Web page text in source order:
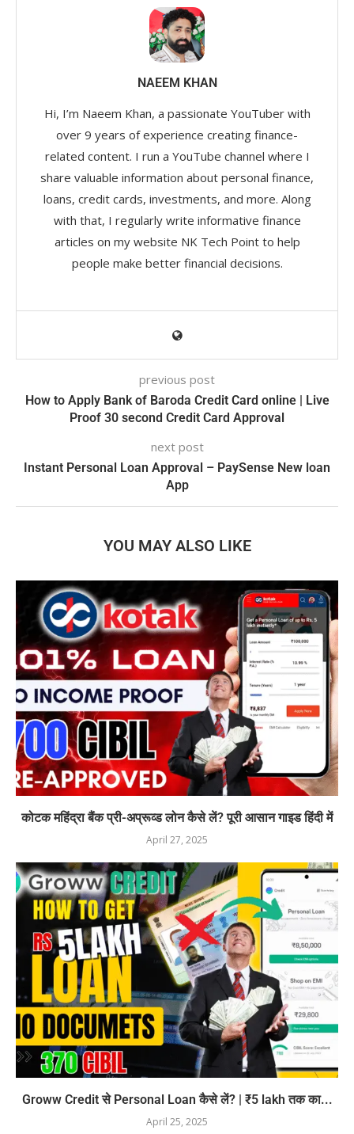
NAEEM KHAN
Hi, I’m Naeem Khan, a passionate YouTuber with
over 9 years of experience creating finance-
related content. I run a YouTube channel where I
share valuable information about personal finance,
loans, credit cards, investments, and more. Along
with that, I regularly write informative finance
articles on my website NK Tech Point to help
people make better financial decisions.
previous post
How to Apply Bank of Baroda Credit Card online | Live
Proof 30 second Credit Card Approval
next post
Instant Personal Loan Approval – PaySense New loan
App
YOU MAY ALSO LIKE
कोटक महिंद्रा बैंक प्री-अप्रूव्ड लोन कैसे लें? पूरी आसान गाइड हिंदी में
April 27, 2025
Groww Credit से Personal Loan कैसे लें? | ₹5 lakh तक का...
April 25, 2025